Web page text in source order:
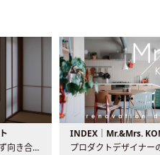
現場が始まるとき、まず向き合うものの一つがコンセントです..